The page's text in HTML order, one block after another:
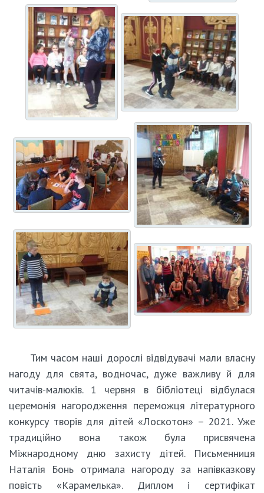
Тим часом наші дорослі відвідувачі мали власну
нагоду для свята, водночас, дуже важливу й для
читачів-малюків. 1 червня в бібліотеці відбулася
церемонія нагородження переможця літературного
конкурсу творів для дітей «Лоскотон» – 2021. Уже
традиційно вона також була присвячена
Міжнародному дню захисту дітей. Письменниця
Наталія Бонь отримала нагороду за напівказкову
повість «Карамелька». Диплом і сертифікат